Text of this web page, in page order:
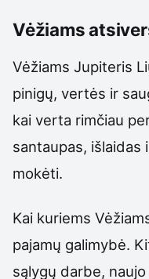
Vėžiams
Vėžiams Jupiteris
pinigų, vertės ir
kai verta rimčiau
santaupas, išlaidas
mokėti.
Kai kuriems
pajamų galimybė.
sąlygų darbe,